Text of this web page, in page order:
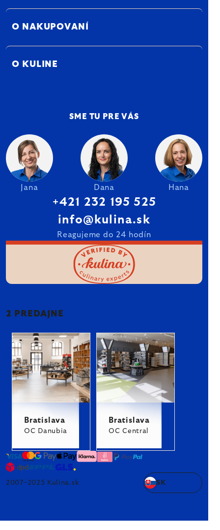
O NAKUPOVANÍ
O KULINE
SME TU PRE VÁS
Jana Dana Hana
+421 232 195 525
info@kulina.sk
Reagujeme do 24 hodín
2 PREDAJNE
Bratislava
OC Danubia
Bratislava
OC Central
2007–2025 Kulina.sk SK